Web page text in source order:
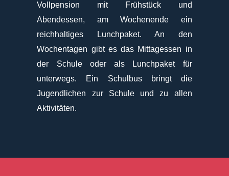
Vollpension mit Frühstück und
Abendessen, am Wochenende ein
reichhaltiges Lunchpaket. An den
Wochentagen gibt es das Mittagessen in
der Schule oder als Lunchpaket für
unterwegs. Ein Schulbus bringt die
Jugendlichen zur Schule und zu allen
Aktivitäten.